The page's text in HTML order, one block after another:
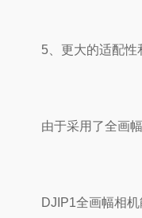
5、更大的适配性
由于采用了全画幅
DJIP1全画幅相机能